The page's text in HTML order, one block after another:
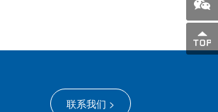
联系我们 >